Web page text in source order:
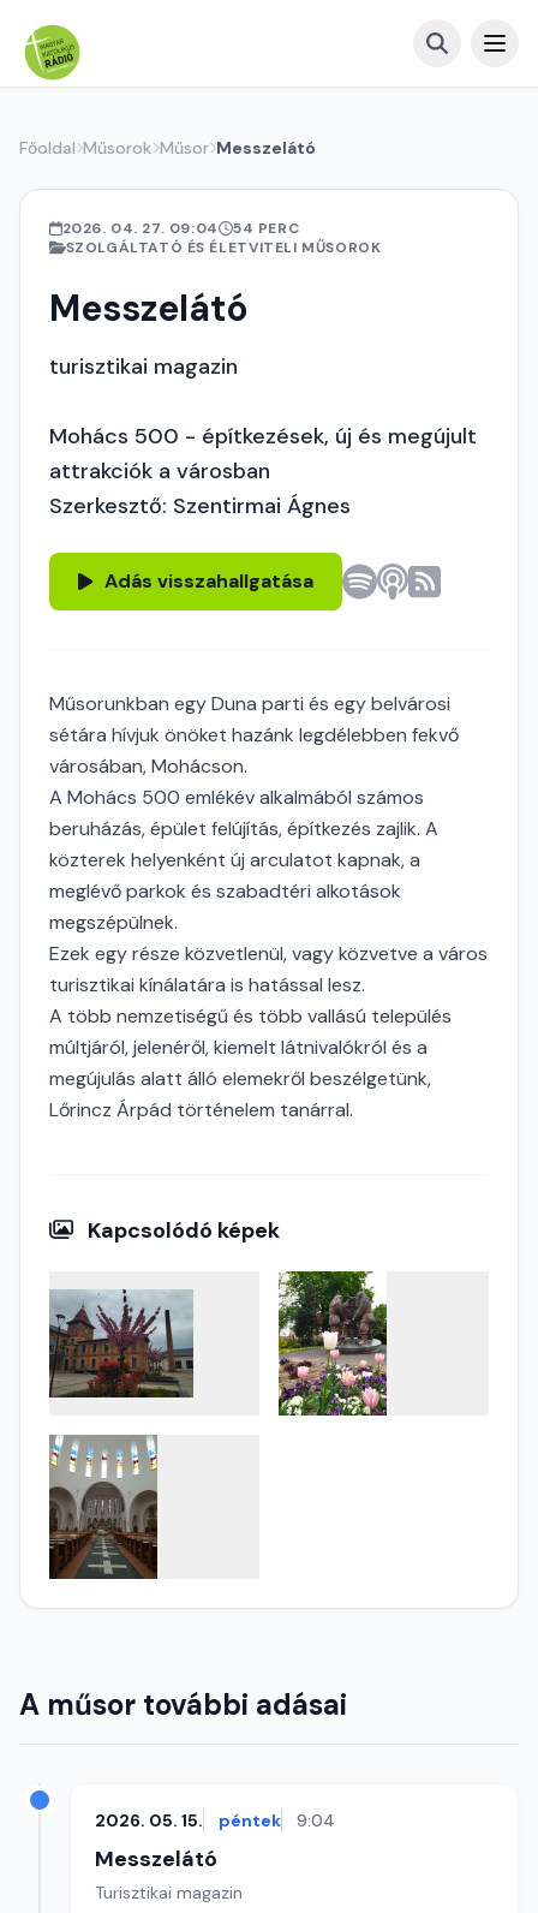
Főoldal Műsorok Műsor Messzelátó
2026. 04. 27. 09:04
54 PERC
SZOLGÁLTATÓ ÉS ÉLETVITELI MŰSOROK
Messzelátó
turisztikai magazin
Mohács 500 - építkezések, új és megújult
attrakciók a városban
Szerkesztő: Szentirmai Ágnes
Adás visszahallgatása
Műsorunkban egy Duna parti és egy belvárosi
sétára hívjuk önöket hazánk legdélebben fekvő
városában, Mohácson.
A Mohács 500 emlékév alkalmából számos
beruházás, épület felújítás, építkezés zajlik. A
közterek helyenként új arculatot kapnak, a
meglévő parkok és szabadtéri alkotások
megszépülnek.
Ezek egy része közvetlenül, vagy közvetve a város
turisztikai kínálatára is hatással lesz.
A több nemzetiségű és több vallású település
múltjáról, jelenéről, kiemelt látnivalókról és a
megújulás alatt álló elemekről beszélgetünk,
Lőrincz Árpád történelem tanárral.
Kapcsolódó képek
A műsor további adásai
2026. 05. 15. péntek 9:04
Messzelátó
Turisztikai magazin